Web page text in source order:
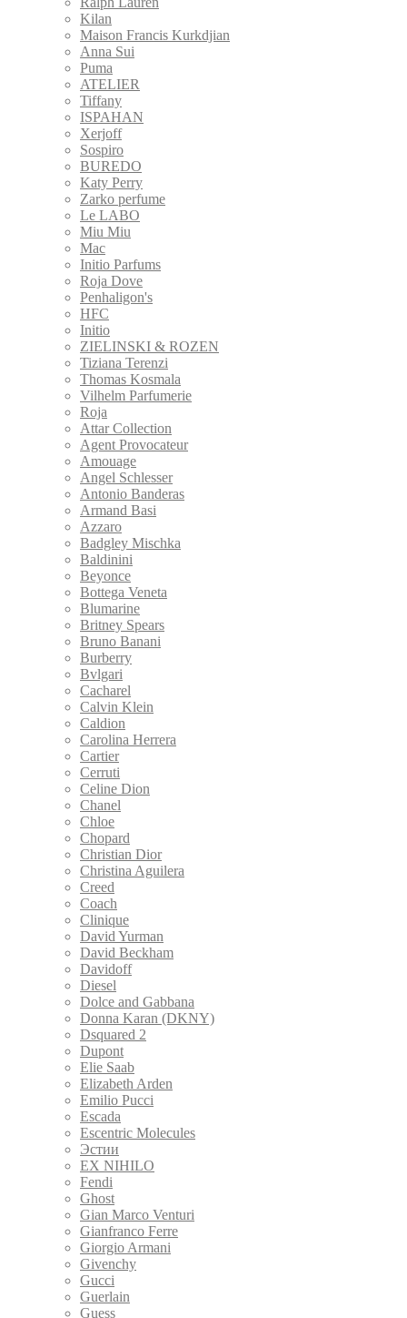
Kilan
Maison Francis Kurkdjian
Anna Sui
Puma
ATELIER
Tiffany
ISPAHAN
Xerjoff
Sospiro
BUREDO
Katy Perry
Zarko perfume
Le LABO
Miu Miu
Mac
Initio Parfums
Roja Dove
Penhaligon's
HFC
Initio
ZIELINSKI & ROZEN
Tiziana Terenzi
Thomas Kosmala
Vilhelm Parfumerie
Roja
Attar Collection
Agent Provocateur
Amouage
Angel Schlesser
Antonio Banderas
Armand Basi
Azzaro
Badgley Mischka
Baldinini
Beyonce
Bottega Veneta
Blumarine
Britney Spears
Bruno Banani
Burberry
Bvlgari
Cacharel
Calvin Klein
Caldion
Carolina Herrera
Cartier
Cerruti
Celine Dion
Chanel
Chloe
Chopard
Christian Dior
Christina Aguilera
Creed
Coach
Clinique
David Yurman
David Beckham
Davidoff
Diesel
Dolce and Gabbana
Donna Karan (DKNY)
Dsquared 2
Dupont
Elie Saab
Elizabeth Arden
Emilio Pucci
Escada
Escentric Molecules
Эстии
EX NIHILO
Fendi
Ghost
Gian Marco Venturi
Gianfranco Ferre
Giorgio Armani
Givenchy
Gucci
Guerlain
Guess